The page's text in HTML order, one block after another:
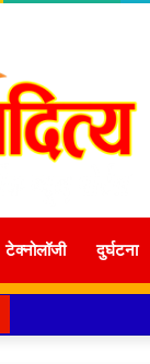
टेक्नोलॉजी दुर्घटना